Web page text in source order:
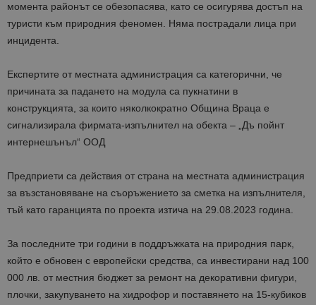
момента районът се обезопасява, като се осигурява достъп на
туристи към природния феномен. Няма пострадали лица при
инцидента.
Експертите от местната администрация са категорични, че
причината за падането на модула са пукнатини в
конструкцията, за които няколкократно Община Враца е
сигнализирала фирмата-изпълнител на обекта – „Дъ пойнт
интернешънъл“ ООД
Предприети са действия от страна на местната администрация
за възстановяване на съоръжението за сметка на изпълнителя,
тъй като гаранцията по проекта изтича на 29.08.2023 година.
За последните три години в поддръжката на природния парк,
който е обновен с европейски средства, са инвестирани над 100
000 лв. от местния бюджет за ремонт на декоративни фигури,
плочки, закупуването на хидрофор и поставянето на 15-кубиков